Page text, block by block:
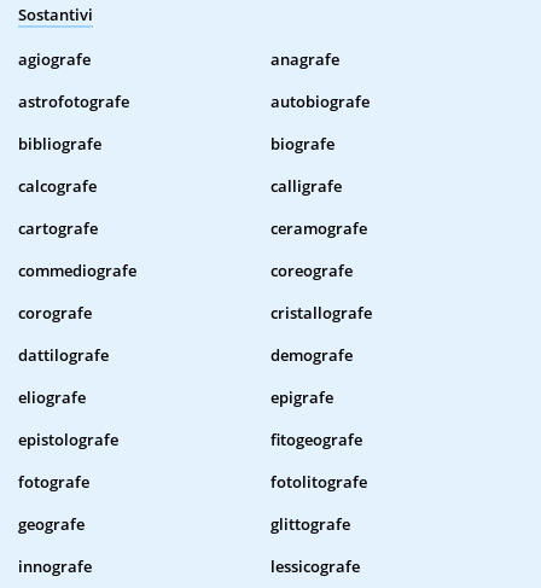
Sostantivi
agiografe
anagrafe
astrofotografe
autobiografe
bibliografe
biografe
calcografe
calligrafe
cartografe
ceramografe
commediografe
coreografe
corografe
cristallografe
dattilografe
demografe
eliografe
epigrafe
epistolografe
fitogeografe
fotografe
fotolitografe
geografe
glittografe
innografe
lessicografe